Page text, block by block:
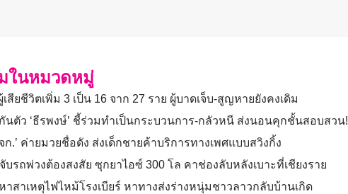
ในหมวดหมู่
สียชีวิตเพิ่ม 3 เป็น 16 จาก 27 ราย ผู้บาดเจ็บ-สูญหายยังคงเดิม
นตัว ‘ธีรพงษ์’ ชี้ร่วมทำเป็นกระบวนการ-กลัวหนี ส่งนอนคุกชั้นสอบสวน!
ก.’ ค่ายมวยชื่อดัง ส่งเด็กชายค้าบริการทางเพศแบบสวิงกิ้ง
บรถพ่วงต้องสงสัย ซุกยาไอซ์ 300 โล คาช่องลับหลังเบาะที่เชียงราย
าสาเหตุไฟไหม้โรงเบียร์ หาทางส่งร่างหนุ่มชาวลาวกลับบ้านเกิด